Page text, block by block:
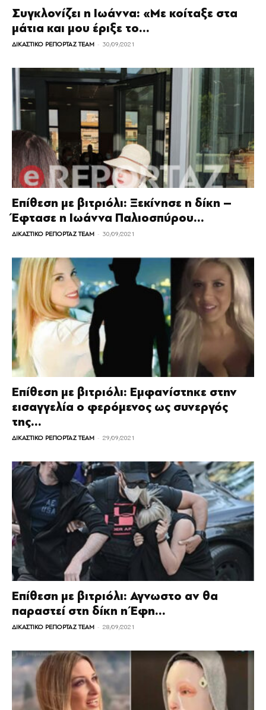
Συγκλονίζει η Ιωάννα: «Με κοίταξε στα
μάτια και μου έριξε το...
ΔΙΚΑΣΤΙΚΟ ΡΕΠΟΡΤΑΖ TEAM - 30/09/2021
Επίθεση με βιτριόλι: Ξεκίνησε η δίκη –
Έφτασε η Ιωάννα Παλιοσπύρου...
ΔΙΚΑΣΤΙΚΟ ΡΕΠΟΡΤΑΖ TEAM - 30/09/2021
Επίθεση με βιτριόλι: Εμφανίστηκε στην
εισαγγελία ο φερόμενος ως συνεργός
της...
ΔΙΚΑΣΤΙΚΟ ΡΕΠΟΡΤΑΖ TEAM - 29/09/2021
Επίθεση με βιτριόλι: Αγνωστο αν θα
παραστεί στη δίκη η Έφη...
ΔΙΚΑΣΤΙΚΟ ΡΕΠΟΡΤΑΖ TEAM - 28/09/2021